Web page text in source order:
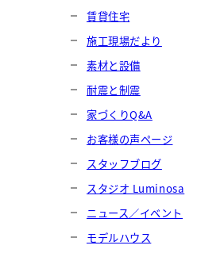
賃貸住宅
施工現場だより
素材と設備
耐震と制震
家づくりQ&A
お客様の声ページ
スタッフブログ
スタジオ Luminosa
ニュース／イベント
モデルハウス